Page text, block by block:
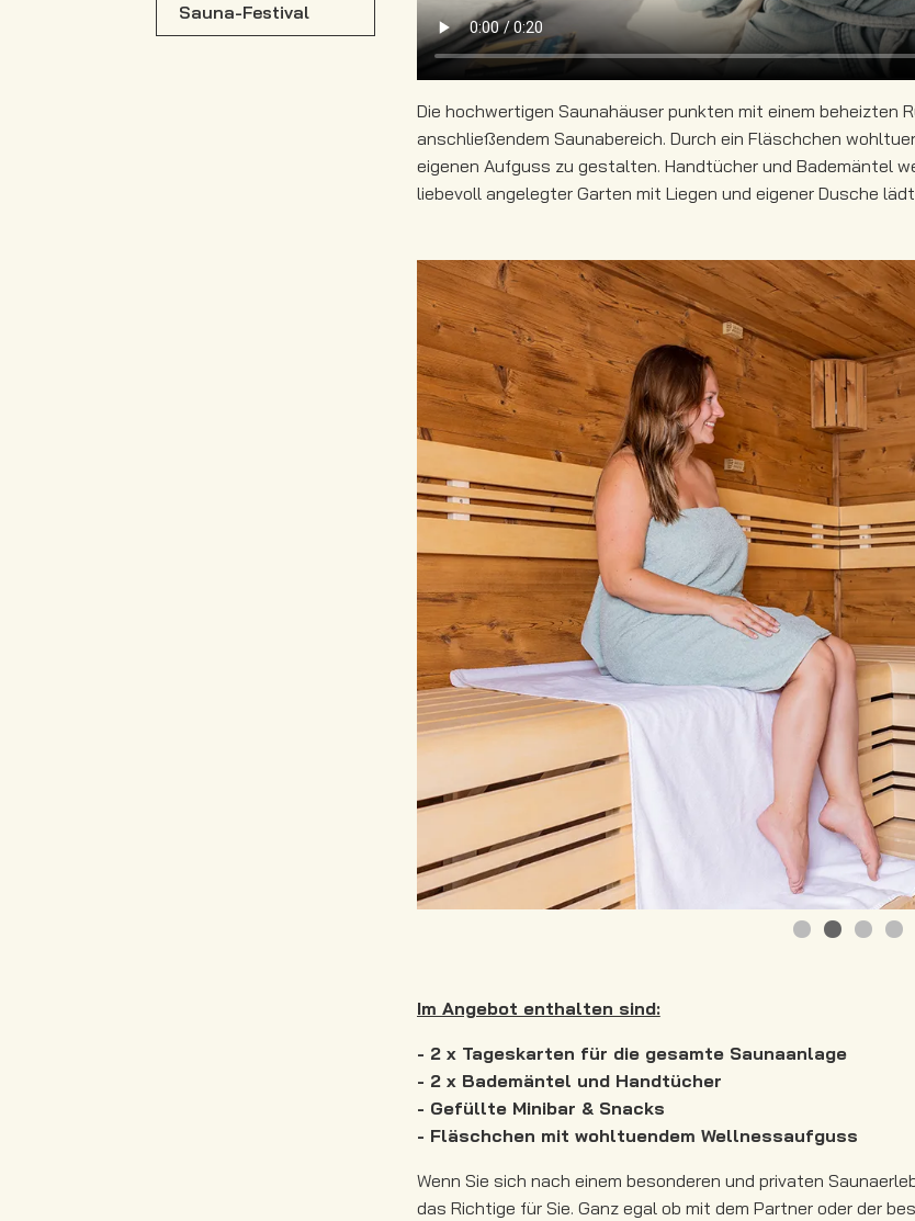
Die hochwertigen Saunahäuser punkten mit einem beheizten
anschließendem Saunabereich. Durch ein Fläschchen
eigenen Aufguss zu gestalten. Handtücher und Bademäntel
liebevoll angelegter Garten mit Liegen und eigener Dusche
••••
Im Angebot enthalten sind:
- 2 x Tageskarten für die gesamte Saunaanlage
- 2 x Bademäntel und Handtücher
- Gefüllte Minibar & Snacks
- Fläschchen mit wohltuendem Wellnessaufguss
Wenn Sie sich nach einem besonderen und privaten
das Richtige für Sie. Ganz egal ob mit dem Partner oder der
Sauna-Festival